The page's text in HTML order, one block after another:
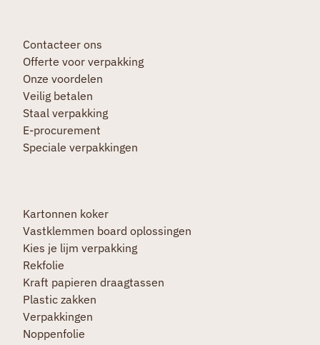
Contacteer ons
Offerte voor verpakking
Onze voordelen
Veilig betalen
Staal verpakking
E-procurement
Speciale verpakkingen
Kartonnen koker
Vastklemmen board oplossingen
Kies je lijm verpakking
Rekfolie
Kraft papieren draagtassen
Plastic zakken
Verpakkingen
Noppenfolie